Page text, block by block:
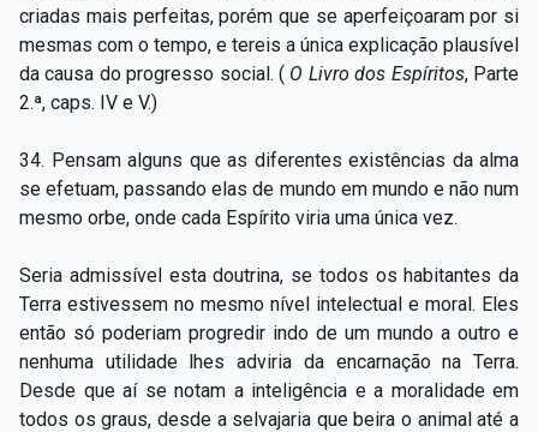
criadas mais perfeitas, porém que se aperfeiçoaram por si
mesmas com o tempo, e tereis a única explicação plausível
da causa do progresso social. ( O Livro dos Espíritos, Parte
2.ª, caps. IV e V.)
34. Pensam alguns que as diferentes existências da alma
se efetuam, passando elas de mundo em mundo e não num
mesmo orbe, onde cada Espírito viria uma única vez.
Seria admissível esta doutrina, se todos os habitantes da
Terra estivessem no mesmo nível intelectual e moral. Eles
então só poderiam progredir indo de um mundo a outro e
nenhuma utilidade lhes adviria da encarnação na Terra.
Desde que aí se notam a inteligência e a moralidade em
todos os graus, desde a selvajaria que beira o animal até a